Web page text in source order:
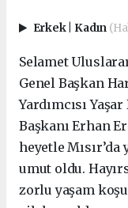
Erkek Kadın
Selamet
Genel Başkan
Yardımcısı
Başkanı Erhan
heyetle Mısır’da
umut oldu.
zorlu yaşam